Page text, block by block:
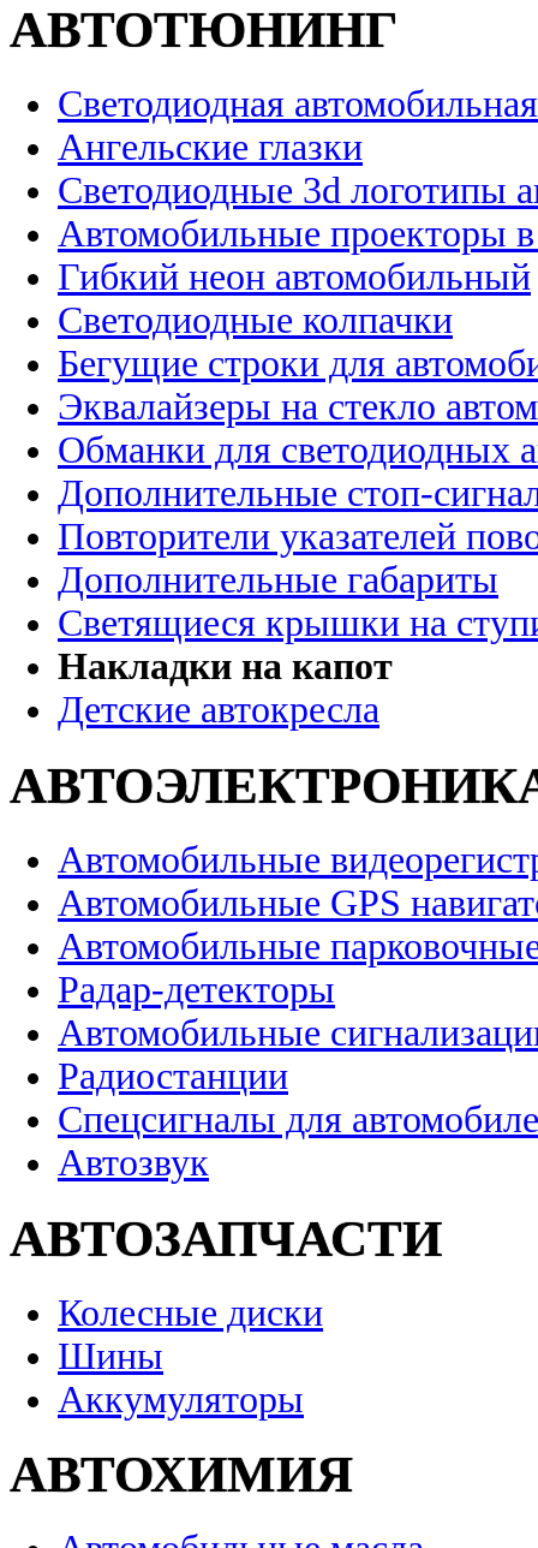
АВТОТЮНИНГ
Светодиодная
Ангельские глазки
Светодиодные 3d логотипы
Автомобильные проекторы
Гибкий неон автомобильный
Светодиодные колпачки
Бегущие строки для
Эквалайзеры на стекло
Обманки для светодиодных
Дополнительные стоп-
Повторители указателей
Дополнительные габариты
Светящиеся крышки на
Накладки на капот
Детские автокресла
Автомобильные
Автомобильные GPS
Автомобильные
Радар-детекторы
Автомобильные
Радиостанции
Спецсигналы для
Автозвук
АВТОЗАПЧАСТИ
Колесные диски
Шины
Аккумуляторы
АВТОХИМИЯ